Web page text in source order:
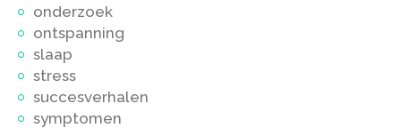
onderzoek
ontspanning
slaap
stress
succesverhalen
symptomen